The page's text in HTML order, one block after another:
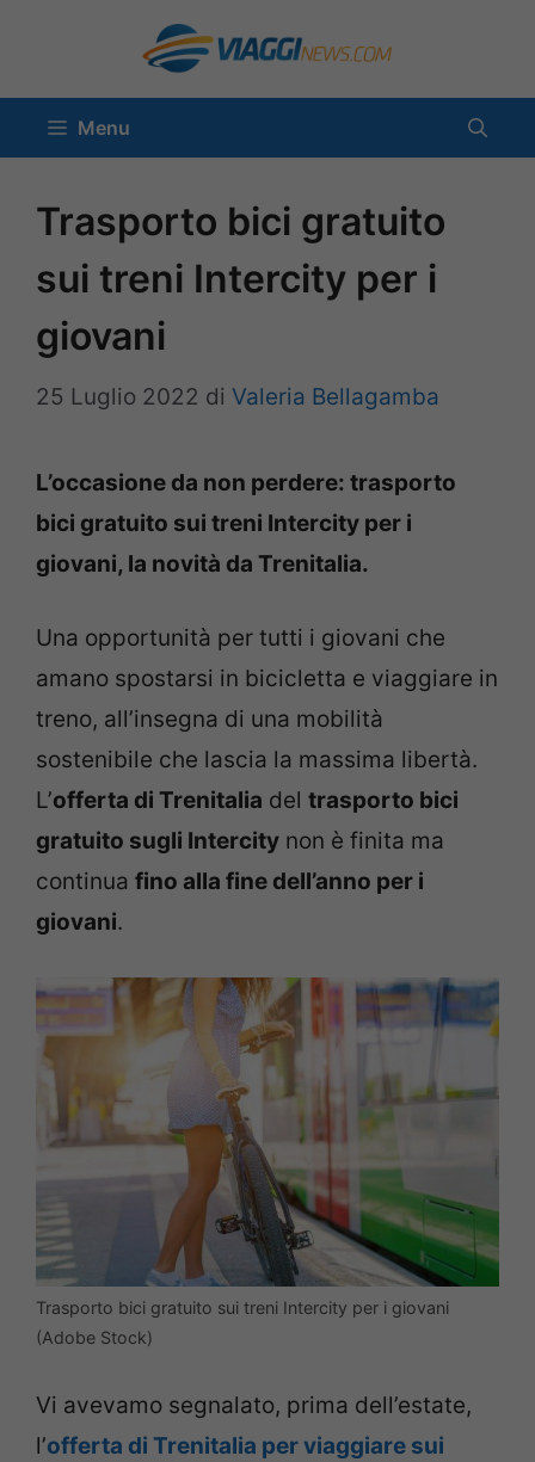
contenuto
Menu
Trasporto bici gratuito
sui treni Intercity per i
giovani
25 Luglio 2022 di Valeria Bellagamba
L’occasione da non perdere: trasporto
bici gratuito sui treni Intercity per i
giovani, la novità da Trenitalia.
Una opportunità per tutti i giovani che
amano spostarsi in bicicletta e viaggiare in
treno, all’insegna di una mobilità
sostenibile che lascia la massima libertà.
L’offerta di Trenitalia del trasporto bici
gratuito sugli Intercity non è finita ma
continua fino alla fine dell’anno per i
giovani.
Trasporto bici gratuito sui treni Intercity per i giovani
(Adobe Stock)
Vi avevamo segnalato, prima dell’estate,
l’offerta di Trenitalia per viaggiare sui